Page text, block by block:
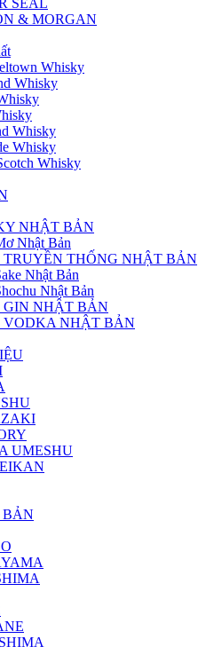
SEAL
& MORGAN
Whisky
Whisky
Whisky
Whisky
Whisky
NHẬT BẢN
Nhật Bản
TRUYỀN THỐNG NHẬT BẢN
Nhật Bản
Nhật Bản
GIN NHẬT BẢN
VODKA NHẬT BẢN
UMESHU